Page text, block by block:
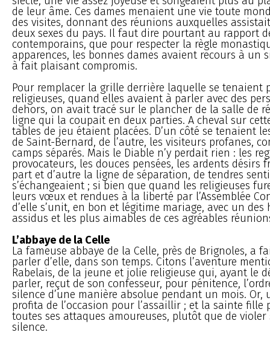
de leur âme. Ces dames menaient une vie toute
des visites, donnant des réunions auxquelles
deux sexes du pays. Il faut dire pourtant au rapport
contemporains, que pour respecter la règle
apparences, les bonnes dames avaient recours à un
à fait plaisant compromis.
Pour remplacer la grille derrière laquelle se tenaient
religieuses, quand elles avaient à parler avec des
dehors, on avait tracé sur le plancher de la salle de
ligne qui la coupait en deux parties. A cheval sur
tables de jeu étaient placées. D’un côté se tenaient
de Saint-Bernard, de l’autre, les visiteurs profanes,
camps séparés. Mais le Diable n’y perdait rien : les
provocateurs, les douces pensées, les ardents désirs
part et d’autre la ligne de séparation, de tendres
s’échangeaient ; si bien que quand les religieuses
leurs vœux et rendues à la liberté par l’Assemblée
d’elle s’unit, en bon et légitime mariage, avec un
assidus et les plus aimables de ces agréables
L’abbaye de la Celle
La fameuse abbaye de la Celle, près de Brignoles, a
parler d’elle, dans son temps. Citons l’aventure
Rabelais, de la jeune et jolie religieuse qui, ayant le
parler, reçut de son confesseur, pour pénitence,
silence d’une manière absolue pendant un mois. Or,
profita de l’occasion pour l’assaillir ; et la sainte fille
toutes ses attaques amoureuses, plutôt que de
silence.